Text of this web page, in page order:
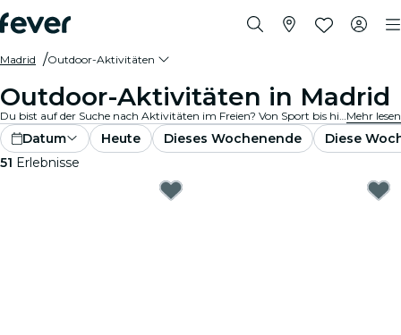
Madrid Outdoor-Aktivitäten
Outdoor-Aktivitäten in Madrid
Du bist auf der Suche nach Aktivitäten im Freien? Von Sport bis hin zu Outdoor-Events: Dein nächstes Abenteuer wartet bereits um die Ecke! Entdecke zahlreiche Outdoor-Aktivitäten und -Veranstaltungen und schaffe tolle Erinnerungen!Mehr lesen
Datum Heute Dieses Wochenende
Diese
51 Erlebnisse